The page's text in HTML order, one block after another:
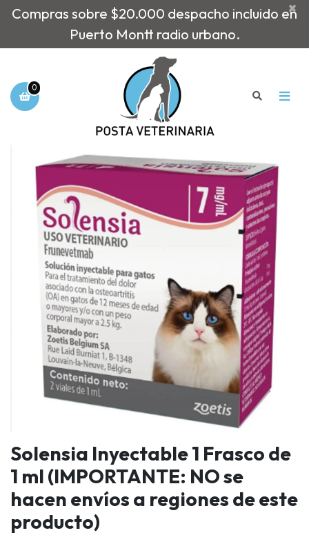
Compras sobre $20.000 despacho incluido en
Puerto Montt radio urbano.
×
0
Solensia Inyectable 1 Frasco de
1 ml (IMPORTANTE: NO se
hacen envíos a regiones de este
producto)